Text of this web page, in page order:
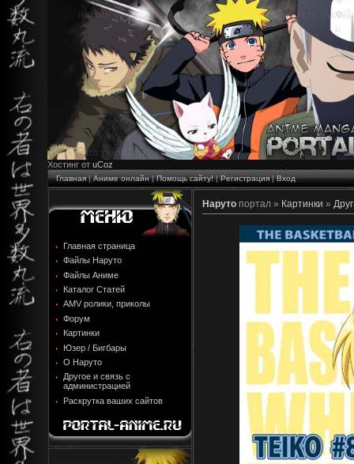
Хостинг от uCoz
Главная|Аниме онлайн|Помощь сайту!|Регистрация|Вход
Главная страница
Файлы Наруто
Файлы Аниме
Каталог Статей
AMV ролики, приколы
Форум
Картинки
Юзер / Бигбары
О Наруто
Другое и связь с
администрацией
Раскрутка ваших сайтов
Наруто портал » Картинки »